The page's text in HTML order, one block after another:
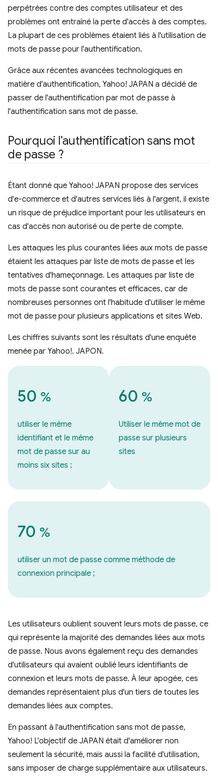
perpétrées contre des comptes utilisateur et des
problèmes ont entraîné la perte d'accès à des comptes.
La plupart de ces problèmes étaient liés à l'utilisation de
mots de passe pour l'authentification.
Grâce aux récentes avancées technologiques en
matière d'authentification, Yahoo! JAPAN a décidé de
passer de l'authentification par mot de passe à
l'authentification sans mot de passe.
Pourquoi l'authentification sans mot
de passe ?
Étant donné que Yahoo! JAPAN propose des services
d'e-commerce et d'autres services liés à l'argent, il existe
un risque de préjudice important pour les utilisateurs en
cas d'accès non autorisé ou de perte de compte.
Les attaques les plus courantes liées aux mots de passe
étaient les attaques par liste de mots de passe et les
tentatives d'hameçonnage. Les attaques par liste de
mots de passe sont courantes et efficaces, car de
nombreuses personnes ont l'habitude d'utiliser le même
mot de passe pour plusieurs applications et sites Web.
Les chiffres suivants sont les résultats d'une enquête
menée par Yahoo!. JAPON.
50 %
utiliser le même
identifiant et le même
mot de passe sur au
moins six sites ;
60 %
Utiliser le même mot de
passe sur plusieurs
sites
70 %
utiliser un mot de passe comme méthode de
connexion principale ;
Les utilisateurs oublient souvent leurs mots de passe, ce
qui représente la majorité des demandes liées aux mots
de passe. Nous avons également reçu des demandes
d'utilisateurs qui avaient oublié leurs identifiants de
connexion et leurs mots de passe. À leur apogée, ces
demandes représentaient plus d'un tiers de toutes les
demandes liées aux comptes.
En passant à l'authentification sans mot de passe,
Yahoo! L'objectif de JAPAN était d'améliorer non
seulement la sécurité, mais aussi la facilité d'utilisation,
sans imposer de charge supplémentaire aux utilisateurs.